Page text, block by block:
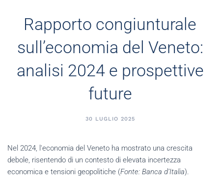
Rapporto congiunturale
sull’economia del Veneto:
analisi 2024 e prospettive
future
30 LUGLIO 2025
Nel 2024, l'economia del Veneto ha mostrato una crescita
debole, risentendo di un contesto di elevata incertezza
economica e tensioni geopolitiche (Fonte: Banca d’Italia).